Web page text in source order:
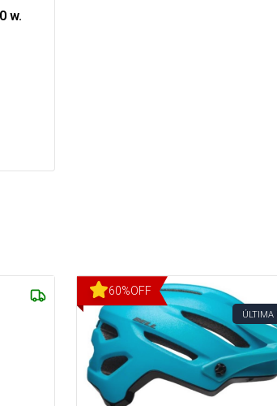
w.
60%OFF
ÚLTIMA